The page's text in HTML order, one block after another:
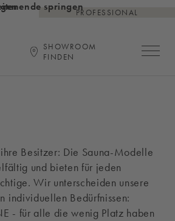
springenPROFESSIONAL
SHOWROOM
FINDEN
Besitzer: Die Sauna-Modelle
und bieten für jeden
Wir unterscheiden unsere
individuellen Bedürfnissen:
- für alle die wenig Platz haben